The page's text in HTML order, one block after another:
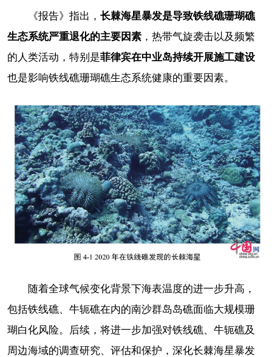
《报告》指出， 长棘海星暴发是导致铁线礁珊瑚礁
生态系统严重退化的主要因素 ，热带气旋袭击以及频繁
的人类活动，特别是菲律宾在中业岛持续开展施工建设
也是影响铁线礁珊瑚礁生态系统健康的重要因素。
随着全球气候变化背景下海表温度的进一步升高，
包括铁线礁、牛轭礁在内的南沙群岛岛礁面临大规模珊
瑚白化风险。后续，将进一步加强对铁线礁、牛轭礁及
周边海域的调查研究、评估和保护，深化长棘海星暴发